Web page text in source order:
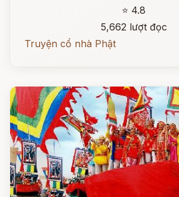
⭐ 4.8
5,662 lượt đọc
Truyện cổ nhà Phật